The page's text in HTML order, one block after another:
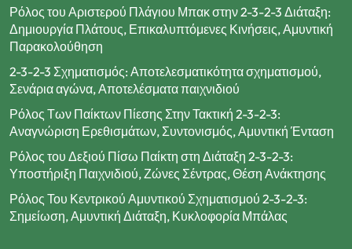
Ρόλος του Αριστερού Πλάγιου Μπακ στην 2-3-2-3 Διάταξη:
Δημιουργία Πλάτους, Επικαλυπτόμενες Κινήσεις, Αμυντική
Παρακολούθηση
2-3-2-3 Σχηματισμός: Αποτελεσματικότητα σχηματισμού,
Σενάρια αγώνα, Αποτελέσματα παιχνιδιού
Ρόλος Των Παίκτων Πίεσης Στην Τακτική 2-3-2-3:
Αναγνώριση Ερεθισμάτων, Συντονισμός, Αμυντική Ένταση
Ρόλος του Δεξιού Πίσω Παίκτη στη Διάταξη 2-3-2-3:
Υποστήριξη Παιχνιδιού, Ζώνες Σέντρας, Θέση Ανάκτησης
Ρόλος Του Κεντρικού Αμυντικού Σχηματισμού 2-3-2-3:
Σημείωση, Αμυντική Διάταξη, Κυκλοφορία Μπάλας